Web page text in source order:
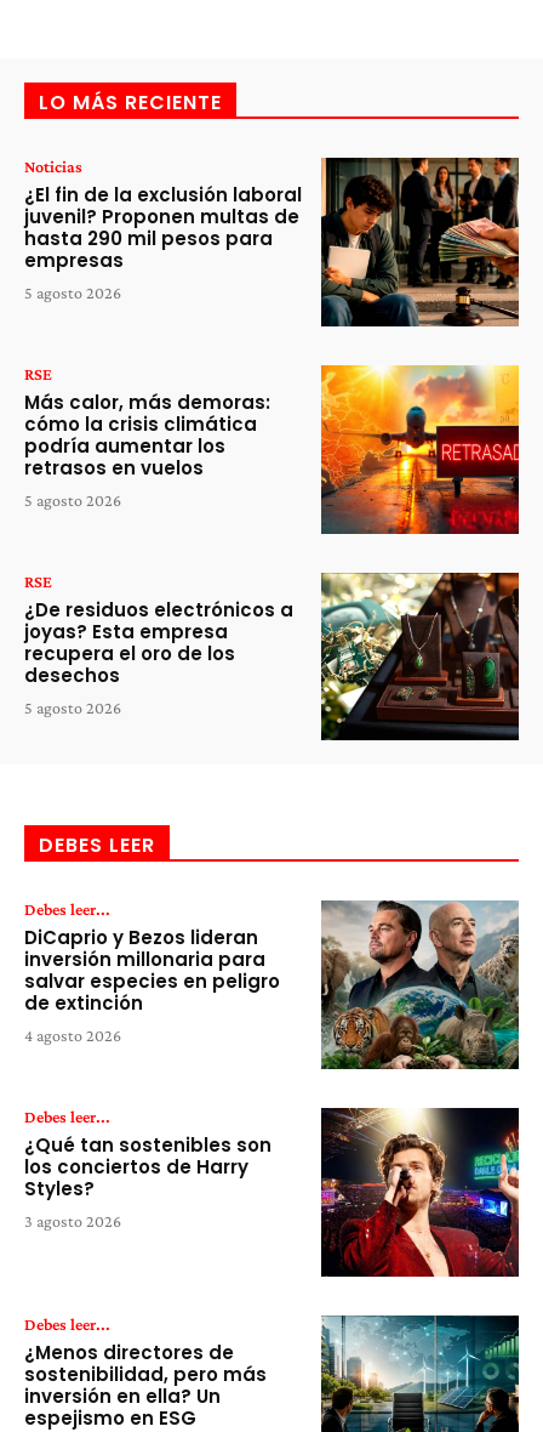
LO MÁS RECIENTE
Noticias
¿El fin de la exclusión laboral
juvenil? Proponen multas de
hasta 290 mil pesos para
empresas
5 agosto 2026
RSE
Más calor, más demoras:
cómo la crisis climática
podría aumentar los
retrasos en vuelos
5 agosto 2026
RSE
¿De residuos electrónicos a
joyas? Esta empresa
recupera el oro de los
desechos
5 agosto 2026
DEBES LEER
Debes leer...
DiCaprio y Bezos lideran
inversión millonaria para
salvar especies en peligro
de extinción
4 agosto 2026
Debes leer...
¿Qué tan sostenibles son
los conciertos de Harry
Styles?
3 agosto 2026
Debes leer...
¿Menos directores de
sostenibilidad, pero más
inversión en ella? Un
espejismo en ESG